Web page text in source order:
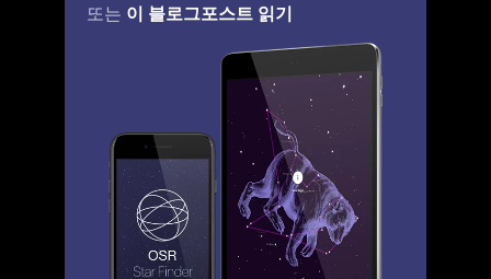
또는 이 블로그포스트 읽기